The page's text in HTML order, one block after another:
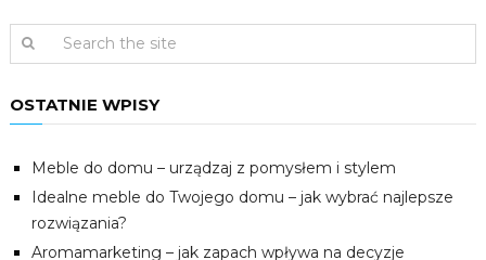
OSTATNIE WPISY
Meble do domu – urządzaj z pomysłem i stylem
Idealne meble do Twojego domu – jak wybrać najlepsze
rozwiązania?
Aromamarketing – jak zapach wpływa na decyzje